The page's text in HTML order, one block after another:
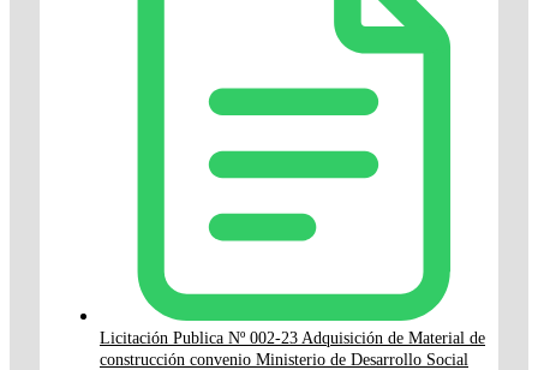
Licitación Publica Nº 002-23 Adquisición de Material de
construcción convenio Ministerio de Desarrollo Social